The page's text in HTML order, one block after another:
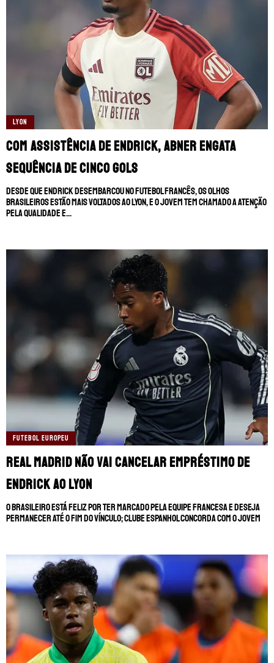
LYON
Com assistência de Endrick, Abner engata
sequência de cinco gols
Desde que Endrick desembarcou no futebol francês, os olhos
brasileiros estão mais voltados ao Lyon, e o jovem tem chamado a atenção
pela qualidade e...
FUTEBOL EUROPEU
Real Madrid não vai cancelar empréstimo de
Endrick ao Lyon
O brasileiro está feliz por ter marcado pela equipe francesa e deseja
permanecer até o fim do vínculo; Clube espanhol concorda com o jovem